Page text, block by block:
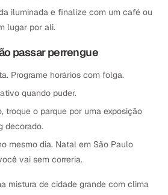
iluminada e finalize com um café ou
lugar por ali.
passar perrengue
Programe horários com folga.
quando puder.
troque o parque por uma exposição
decorado.
mesmo dia. Natal em São Paulo
vai sem correria.
mistura de cidade grande com clima